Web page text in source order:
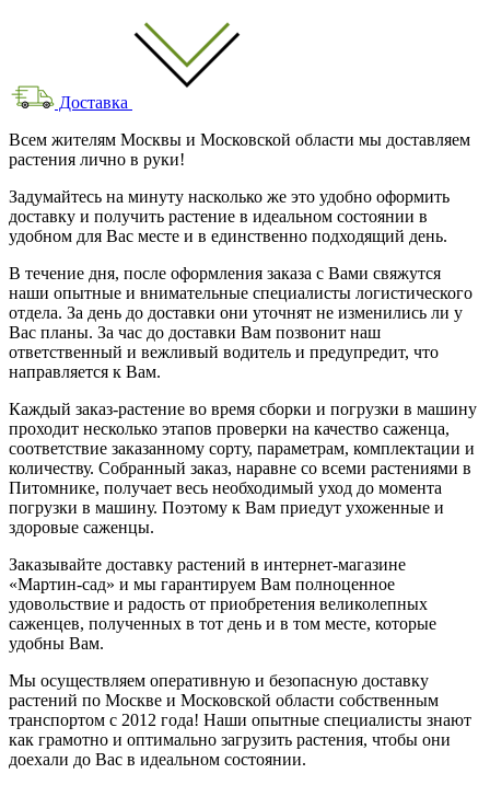
Доставка
Всем жителям Москвы и Московской области мы доставляем
растения лично в руки!
Задумайтесь на минуту насколько же это удобно оформить
доставку и получить растение в идеальном состоянии в
удобном для Вас месте и в единственно подходящий день.
В течение дня, после оформления заказа с Вами свяжутся
наши опытные и внимательные специалисты логистического
отдела. За день до доставки они уточнят не изменились ли у
Вас планы. За час до доставки Вам позвонит наш
ответственный и вежливый водитель и предупредит, что
направляется к Вам.
Каждый заказ-растение во время сборки и погрузки в машину
проходит несколько этапов проверки на качество саженца,
соответствие заказанному сорту, параметрам, комплектации и
количеству. Собранный заказ, наравне со всеми растениями в
Питомнике, получает весь необходимый уход до момента
погрузки в машину. Поэтому к Вам приедут ухоженные и
здоровые саженцы.
Заказывайте доставку растений в интернет-магазине
«Мартин-сад» и мы гарантируем Вам полноценное
удовольствие и радость от приобретения великолепных
саженцев, полученных в тот день и в том месте, которые
удобны Вам.
Мы осуществляем оперативную и безопасную доставку
растений по Москве и Московской области собственным
транспортом с 2012 года! Наши опытные специалисты знают
как грамотно и оптимально загрузить растения, чтобы они
доехали до Вас в идеальном состоянии.